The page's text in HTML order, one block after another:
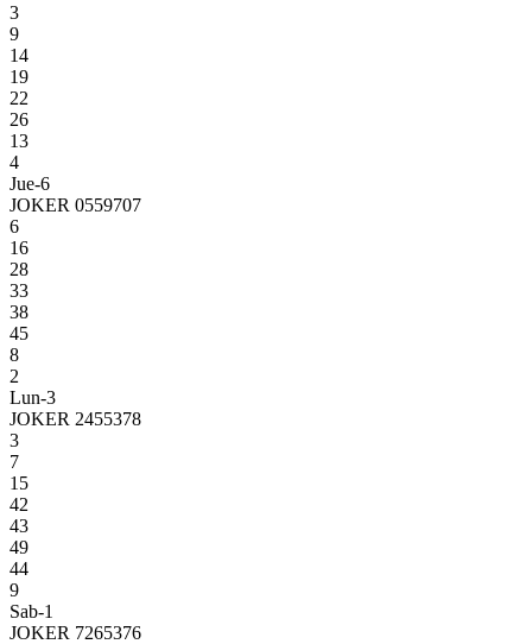
3
9
14
19
22
26
13
4
Jue-6
JOKER 0559707
6
16
28
33
38
45
8
2
Lun-3
JOKER 2455378
3
7
15
42
43
49
44
9
Sab-1
JOKER 7265376